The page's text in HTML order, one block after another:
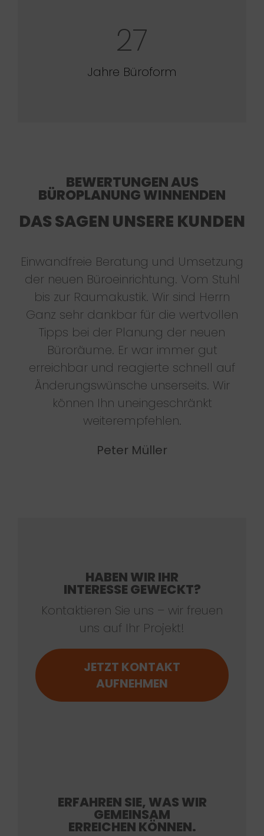
27
Jahre Büroform
BEWERTUNGEN AUS
BÜROPLANUNG WINNENDEN
DAS SAGEN UNSERE KUNDEN
Einwandfreie Beratung und Umsetzung
der neuen Büroeinrichtung. Vom Stuhl
bis zur Raumakustik. Wir sind Herrn
Ganz sehr dankbar für die wertvollen
Tipps bei der Planung der neuen
Büroräume. Er war immer gut
erreichbar und reagierte schnell auf
Änderungswünsche unserseits. Wir
können Ihn uneingeschränkt
weiterempfehlen.
Peter Müller
HABEN WIR IHR
INTERESSE GEWECKT?
Kontaktieren Sie uns – wir freuen
uns auf Ihr Projekt!
JETZT KONTAKT
AUFNEHMEN
ERFAHREN SIE, WAS WIR
GEMEINSAM
ERREICHEN KÖNNEN.